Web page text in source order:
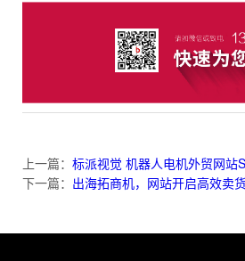
上一篇： 标派视觉 机器人电机外贸网站
下一篇： 出海拓商机，网站开启高效卖